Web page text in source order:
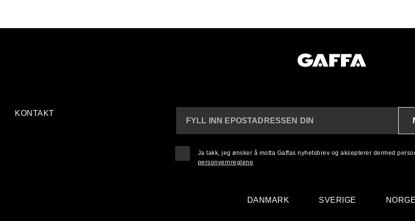
KONTAKT
FYLL INN EPOSTADRESSEN DIN
Ja takk, jeg ønsker å motta Gaffas nyhetsbrev og aksepterer dermed
personvernreglene
DANMARK SVERIGE NORGE